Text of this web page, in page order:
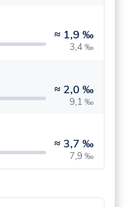
≈ 1,9 ‰
3,4 ‰
≈ 2,0 ‰
9,1 ‰
≈ 3,7 ‰
7,9 ‰